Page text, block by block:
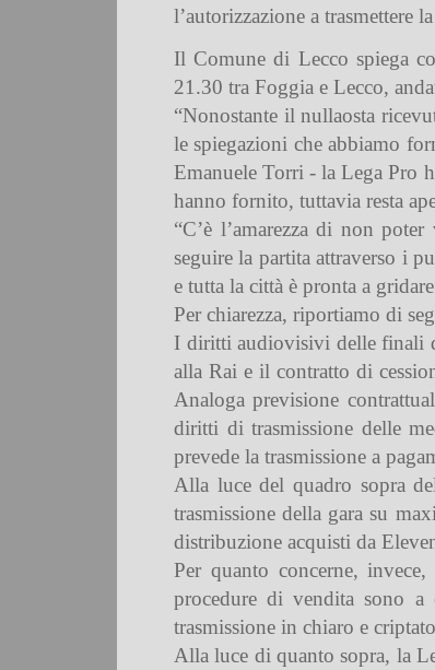
l’autorizzazione a trasmettere
Il Comune di Lecco spiega
21.30 tra Foggia e Lecco,
“Nonostante il nullaosta
le spiegazioni che abbiamo
Emanuele Torri - la Lega Pro
hanno fornito, tuttavia resta
“C’è l’amarezza di non
seguire la partita attraverso i
e tutta la città è pronta a
Per chiarezza, riportiamo di
I diritti audiovisivi delle finali
alla Rai e il contratto di
Analoga previsione
diritti di trasmissione delle
prevede la trasmissione a
Alla luce del quadro sopra
trasmissione della gara su
distribuzione acquisti da
Per quanto concerne,
procedure di vendita sono
trasmissione in chiaro e
Alla luce di quanto sopra, la